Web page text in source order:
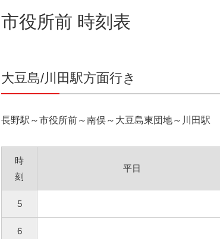
市役所前 時刻表
大豆島/川田駅方面行き
長野駅～市役所前～南俣～大豆島東団地～川田駅
時
刻
平日
5
6